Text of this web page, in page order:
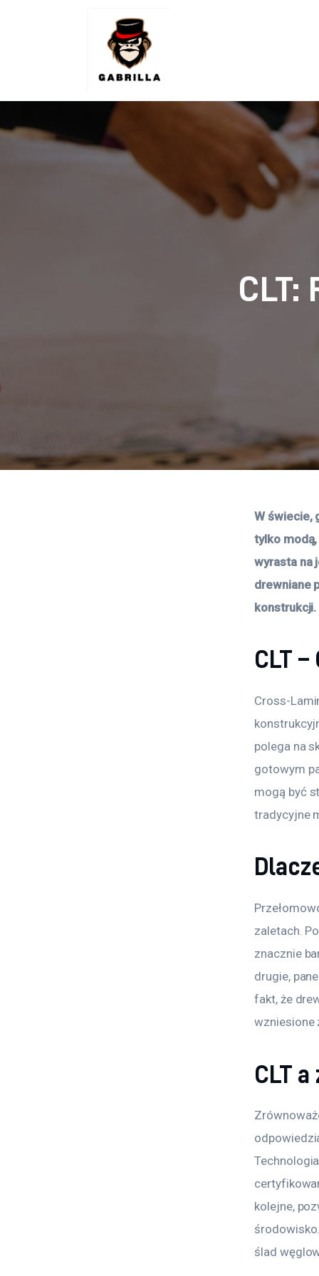
Uroda
W świecie,
tylko
wyrasta na
drewniane
konstrukcji.
CLT
Cross-
polega na
gotowym
mogą być
tradycyjne
zaletach.
znacznie
drugie,
fakt, że
wzniesione
CLT
kolejne,
ślad